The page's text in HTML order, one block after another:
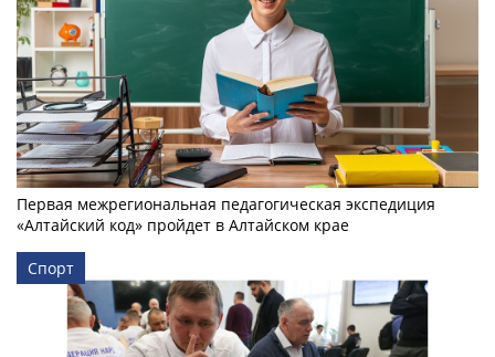
Первая межрегиональная педагогическая экспедиция
«Алтайский код» пройдет в Алтайском крае
Спорт